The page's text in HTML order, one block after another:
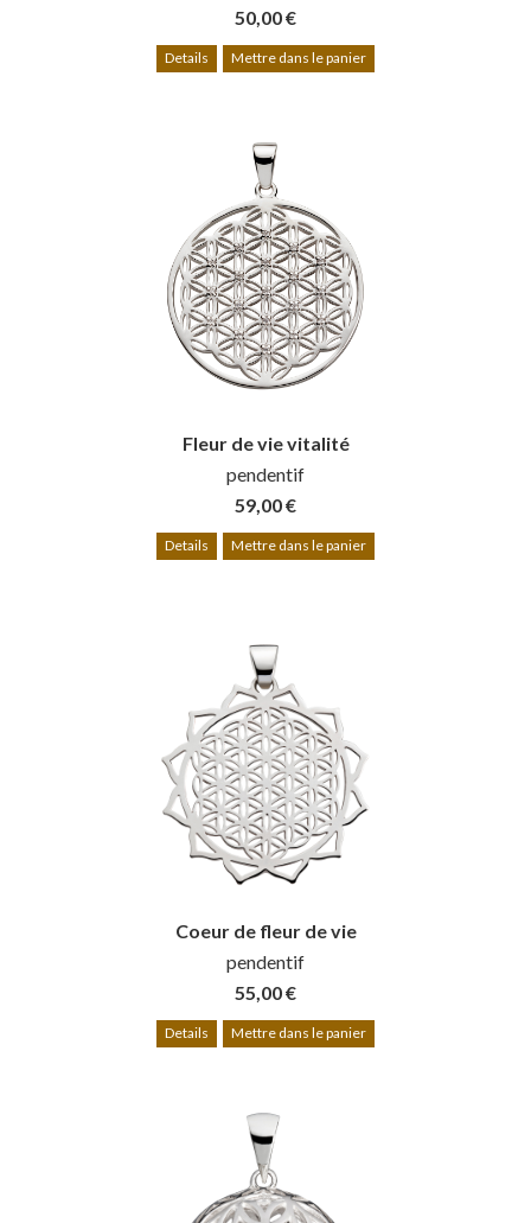
50,00 €
Details Mettre dans le panier
Fleur de vie vitalité
pendentif
59,00 €
Details Mettre dans le panier
Coeur de fleur de vie
pendentif
55,00 €
Details Mettre dans le panier